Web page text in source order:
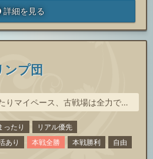
詳細を見る
ンプ団
ペース、古戦場は全力で頑張る団員募集！
ったり
リアル優先
あり 本戦全勝 本戦勝利 自由